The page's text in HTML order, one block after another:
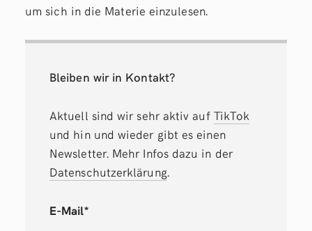
um sich in die Materie einzulesen.
Bleiben wir in Kontakt?
Aktuell sind wir sehr aktiv auf TikTok
und hin und wieder gibt es einen
Newsletter. Mehr Infos dazu in der
Datenschutzerklärung.
E-Mail*